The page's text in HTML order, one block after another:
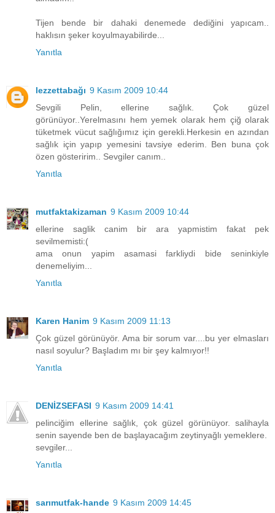
Tijen bende bir dahaki denemede dediğini yapıcam..
haklısın şeker koyulmayabilirde...
Yanıtla
lezzettabağı 9 Kasım 2009 10:44
Sevgili Pelin, ellerine sağlık. Çok güzel
görünüyor..Yerelmasını hem yemek olarak hem çiğ olarak
tüketmek vücut sağlığımız için gerekli.Herkesin en azından
sağlık için yapıp yemesini tavsiye ederim. Ben buna çok
özen gösteririm.. Sevgiler canım..
Yanıtla
mutfaktakizaman 9 Kasım 2009 10:44
ellerine saglik canim bir ara yapmistim fakat pek
sevilmemisti:(
ama onun yapim asamasi farkliydi bide seninkiyle
denemeliyim...
Yanıtla
Karen Hanim 9 Kasım 2009 11:13
Çok güzel görünüyör. Ama bir sorum var....bu yer elmasları
nasıl soyulur? Başladım mı bir şey kalmıyor!!
Yanıtla
DENİZSEFASI 9 Kasım 2009 14:41
pelinciğim ellerine sağlık, çok güzel görünüyor. salihayla
senin sayende ben de başlayacağım zeytinyağlı yemeklere.
sevgiler...
Yanıtla
sarımutfak-hande 9 Kasım 2009 14:45